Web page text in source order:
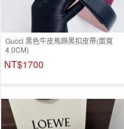
Gucci 黑色牛皮馬蹄黑扣皮帶(面寬
4.0CM)
NT$1700